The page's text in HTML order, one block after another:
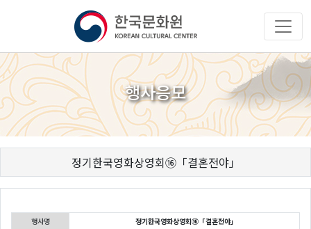
행사응모
정기한국영화상영회⑯「결혼전야」
행사명
정기한국영화상영회⑯「결혼전야」